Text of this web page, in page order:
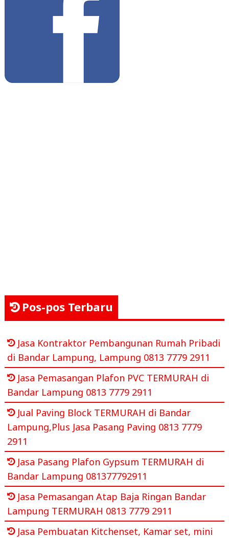
Pos-pos Terbaru
Jasa Kontraktor Pembangunan Rumah Pribadi
di Bandar Lampung, Lampung 0813 7779 2911
Jasa Pemasangan Plafon PVC TERMURAH di
Bandar Lampung 0813 7779 2911
Jual Paving Block TERMURAH di Bandar
Lampung,Plus Jasa Pasang Paving 0813 7779
2911
Jasa Pasang Plafon Gypsum TERMURAH di
Bandar Lampung 081377792911
Jasa Pemasangan Atap Baja Ringan Bandar
Lampung TERMURAH 0813 7779 2911
Jasa Pembuatan Kitchenset, Kamar set, mini